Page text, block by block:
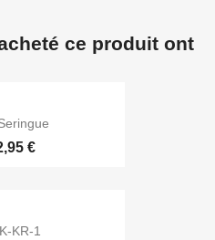
ce produit ont
€
KR-1